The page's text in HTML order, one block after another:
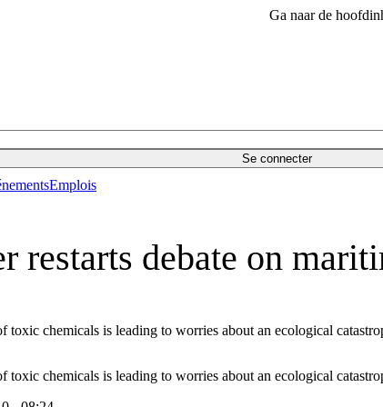
Ga naar de
Se connecter
Emplois
debate on
chemicals is leading to worries about an ecological
chemicals is leading to worries about an ecological